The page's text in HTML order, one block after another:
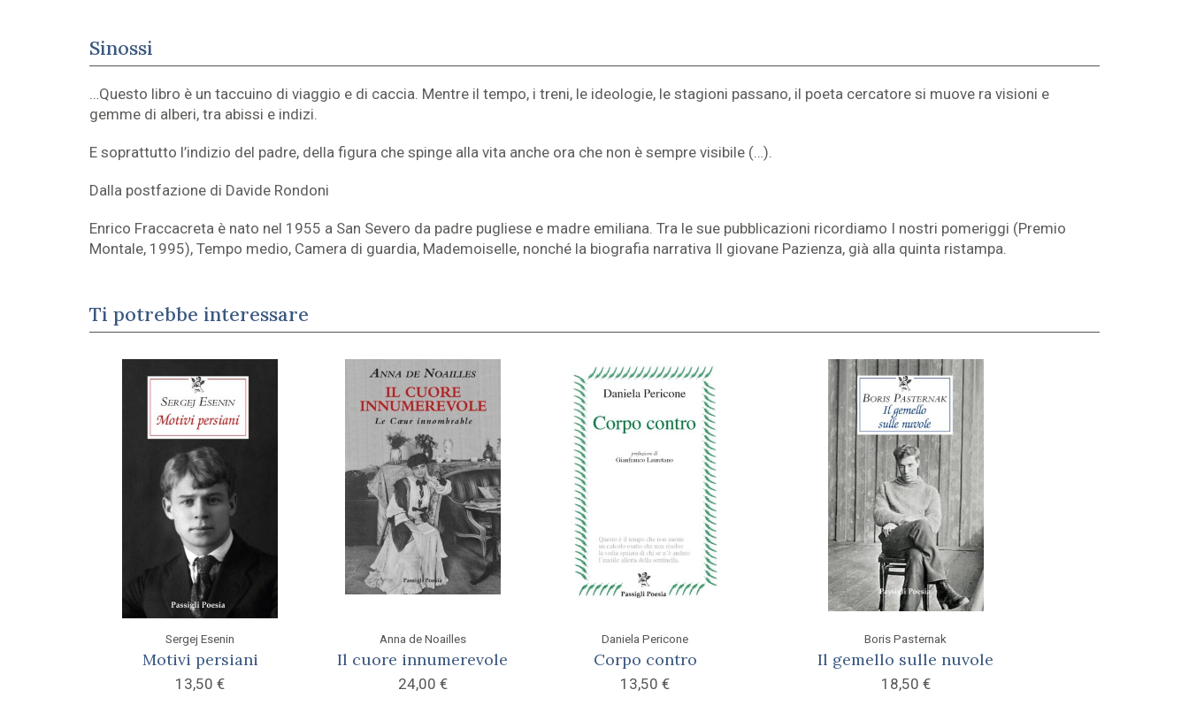
Sinossi
…Questo libro è un taccuino di viaggio e di caccia. Mentre il tempo, i treni, le ideologie, le stagioni passano, il poeta cercatore si muove ra visioni e
gemme di alberi, tra abissi e indizi.
E soprattutto l’indizio del padre, della figura che spinge alla vita anche ora che non è sempre visibile (…).
Dalla postfazione di Davide Rondoni
Enrico Fraccacreta è nato nel 1955 a San Severo da padre pugliese e madre emiliana. Tra le sue pubblicazioni ricordiamo I nostri pomeriggi (Premio
Montale, 1995), Tempo medio, Camera di guardia, Mademoiselle, nonché la biografia narrativa Il giovane Pazienza, già alla quinta ristampa.
Ti potrebbe interessare
Sergej Esenin
Motivi persiani
13,50€
Anna de Noailles
Il cuore innumerevole
24,00 €
Daniela Pericone
Corpo contro
13,50€
Boris Pasternak
Il gemello sulle nuvole
18,50 €